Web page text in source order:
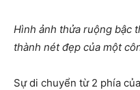
Hình ảnh thửa ruộng bậc
thành nét đẹp của một
Sự di chuyển từ 2 phía